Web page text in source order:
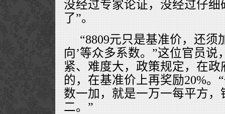
没经过专家论证，没经过仔
了”。
“8809元只是基准价，还须
向’等众多系数。”这位官员
紧、难度大，政策规定，在
的，在基准价上再奖励20%。
数一加，就是一万一每平方
二。”